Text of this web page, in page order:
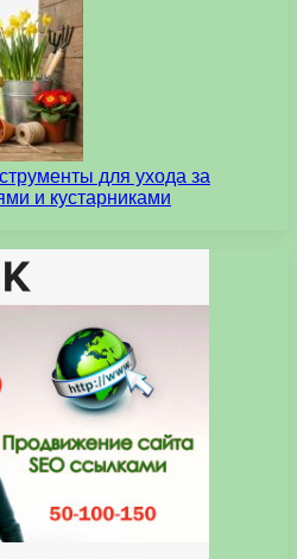
для ухода за
и кустарниками